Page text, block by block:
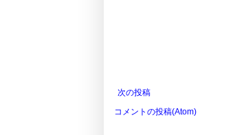
次の投稿
コメントの投稿(Atom)